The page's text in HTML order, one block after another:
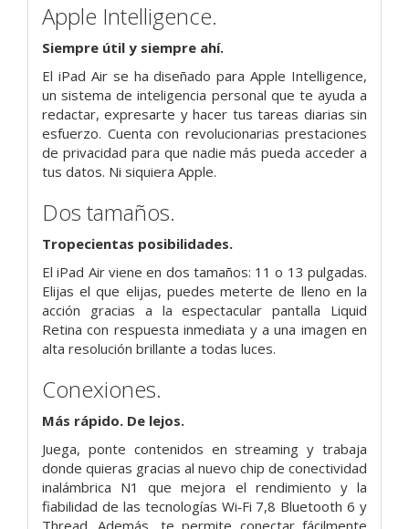
Apple Intelligence.
Siempre útil y siempre ahí.
El iPad Air se ha diseñado para Apple Intelligence,
un sistema de inteligencia personal que te ayuda a
redactar, expresarte y hacer tus tareas diarias sin
esfuerzo. Cuenta con revolucionarias prestaciones
de privacidad para que nadie más pueda acceder a
tus datos. Ni siquiera Apple.
Dos tamaños.
Tropecientas posibili­dades.
El iPad Air viene en dos tamaños: 11 o 13 pulgadas.
Elijas el que elijas, puedes meterte de lleno en la
acción gracias a la espectacular pantalla Liquid
Retina con respuesta inmediata y a una imagen en
alta resolución brillante a todas luces.
Conexiones.
Más rápido. De lejos.
Juega, ponte contenidos en streaming y trabaja
donde quieras gracias al nuevo chip de conectividad
inalámbrica N1 que mejora el rendi­miento y la
fiabilidad de las tecnologías Wi‑Fi 7,8 Bluetooth 6 y